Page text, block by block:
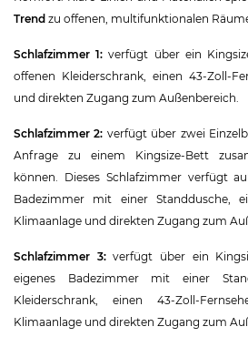
Trend zu offenen, multifunktionalen
Schlafzimmer 1: verfügt über ein
offenen Kleiderschrank, einen 43-Zoll-
und direkten Zugang zum Außenbereich.
Schlafzimmer 2: verfügt über zwei
Anfrage zu einem Kingsize-Bett
können. Dieses Schlafzimmer verfügt
Badezimmer mit einer Standdusche,
Klimaanlage und direkten Zugang zum
Schlafzimmer 3:verfügt über ein
eigenes Badezimmer mit einer
Kleiderschrank, einen 43-Zoll-
Klimaanlage und direkten Zugang zum